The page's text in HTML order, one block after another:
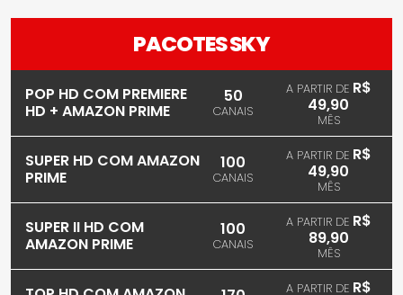
PACOTES SKY
POP HD COM PREMIERE
HD + AMAZON PRIME
50
CANAIS
A PARTIR DE R$
49,90
MÊS
SUPER HD COM AMAZON
PRIME
100
CANAIS
A PARTIR DE R$
49,90
MÊS
SUPER II HD COM
AMAZON PRIME
100
CANAIS
A PARTIR DE R$
89,90
MÊS
A PARTIR DE R$